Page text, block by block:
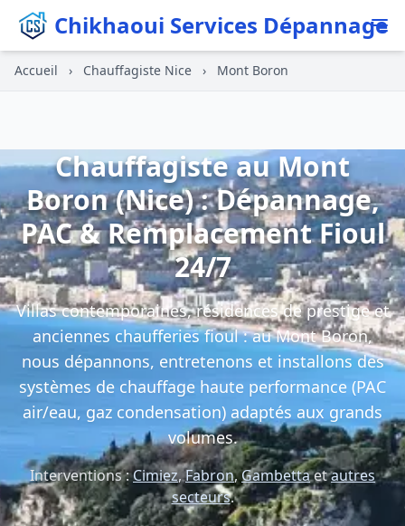
Chikhaoui Services Dépannage
Accueil › Chauffagiste Nice › Mont Boron
Chauffagiste au Mont
Boron (Nice) : Dépannage,
PAC & Remplacement Fioul
24/7
Villas contemporaines, résidences de prestige et
anciennes chaufferies fioul : au Mont Boron,
nous dépannons, entretenons et installons des
systèmes de chauffage haute performance (PAC
air/eau, gaz condensation) adaptés aux grands
volumes.
Interventions :Cimiez,Fabron,Gambettaetautres
secteurs.